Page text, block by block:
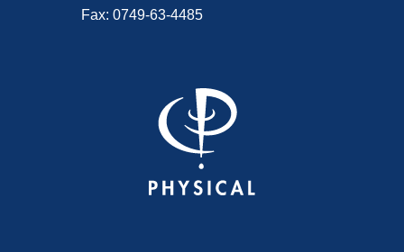
Fax: 0749-63-4485